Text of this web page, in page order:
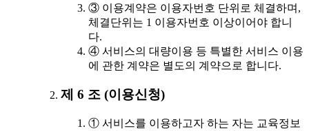
③ 이용계약은 이용자번호 단위로 체결하며,
체결단위는 1 이용자번호 이상이어야 합니
다.
④ 서비스의 대량이용 등 특별한 서비스 이용
에 관한 계약은 별도의 계약으로 합니다.
제 6 조 (이용신청)
① 서비스를 이용하고자 하는 자는 교육정보